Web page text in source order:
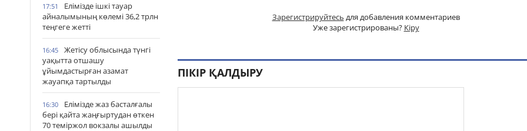
17:51
Елімізде ішкі тауар
айналымының көлемі 36,2 трлн
теңгеге жетті
16:45
Жетісу облысында түнгі
уақытта отшашу
ұйымдастырған азамат
жауапқа тартылды
16:30
Елімізде жаз басталғалы
бері қайта жаңғыртудан өткен
70 теміржол вокзалы ашылды
Зарегистрируйтесь для добавления комментариев
Уже зарегистрированы? Кіру
ПІКІР ҚАЛДЫРУ